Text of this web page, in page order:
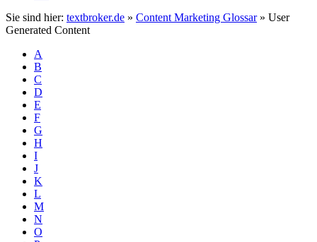
Sie sind hier: textbroker.de » Content Marketing Glossar» User
Generated Content
A
B
C
D
E
F
G
H
I
J
K
L
M
N
O